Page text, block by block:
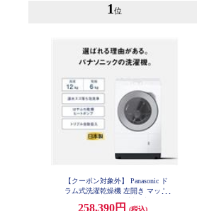
1 位
【クーポン対象外】 Panasonic ド
ラム式洗濯乾燥機 左開き マット
258,390円
(税込)